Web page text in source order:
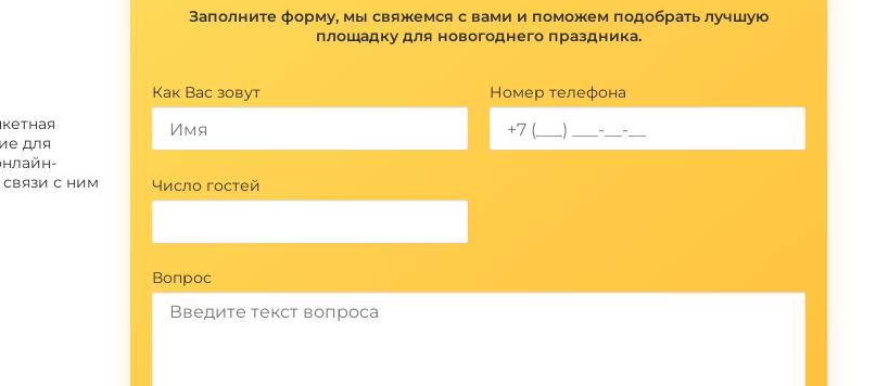
для
с ним
Заполните форму, мы свяжемся с вами и поможем подобрать лучшую
площадку для новогоднего праздника.
Как Вас зовут Номер телефона
Вопрос
Число гостей